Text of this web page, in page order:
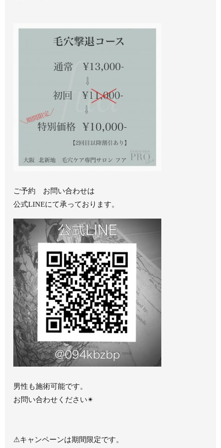
ご予約 お問い合わせは
公式LINEにて承っております。
男性も施術可能です。
お問い合わせください✴︎
⚠︎キャンペーンは期間限定です。